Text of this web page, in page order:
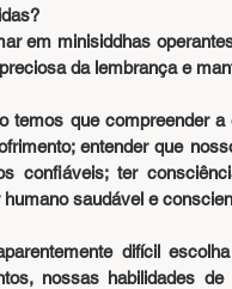
em minisiddhas
da lembrança e
temos que compreender
entender que
confiáveis; ter
saudável e
difícil
nossas habilidades